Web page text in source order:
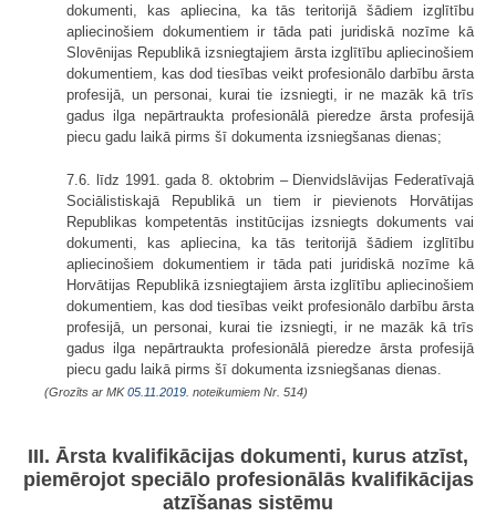
dokumenti, kas apliecina, ka tās teritorijā šādiem izglītību
aplie­cinošiem dokumentiem ir tāda pati juridiskā nozīme kā
Slovēnijas Republikā izsniegtajiem ārsta izglītību apliecinošiem
dokumentiem, kas dod tiesības veikt profesionālo darbību ārsta
profesijā, un personai, kurai tie izsniegti, ir ne mazāk kā trīs
gadus ilga nepārtraukta profesionālā pieredze ārsta profesijā
piecu gadu laikā pirms šī dokumenta izsniegšanas dienas;
7.6. līdz 1991. gada 8. oktobrim – Dienvidslāvijas Federatīvajā
Sociālistiskajā Republikā un tiem ir pievienots Horvātijas
Republikas kompetentās institūcijas izsniegts dokuments vai
dokumenti, kas apliecina, ka tās teritorijā šādiem izglītību
apliecinošiem dokumentiem ir tāda pati juridiskā nozīme kā
Horvātijas Republikā izsniegtajiem ārsta izglītību apliecinošiem
dokumentiem, kas dod tiesības veikt profesionālo darbību ārsta
profesijā, un personai, kurai tie izsniegti, ir ne mazāk kā trīs
gadus ilga nepārtraukta profesionālā pieredze ārsta profesijā
piecu gadu laikā pirms šī dokumenta izsniegšanas dienas.
(Grozīts ar MK05.11.2019. noteikumiem Nr. 514)
III. Ārsta kvalifikācijas dokumenti, kurus atzīst,
piemērojot speciālo profesionālās kvalifikācijas
atzīšanas sistēmu